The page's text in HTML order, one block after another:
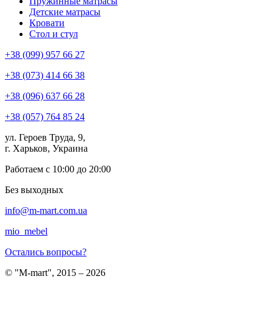
Детские матрасы
Кровати
Стол и стул
+38 (099) 957 66 27
+38 (073) 414 66 38
+38 (096) 637 66 28
+38 (057) 764 85 24
ул. Героев Труда, 9,
г. Харьков, Украина
Работаем с 10:00 до 20:00
Без выходных
info@m-mart.com.ua
mio_mebel
Остались вопросы?
© "M-mart", 2015 – 2026